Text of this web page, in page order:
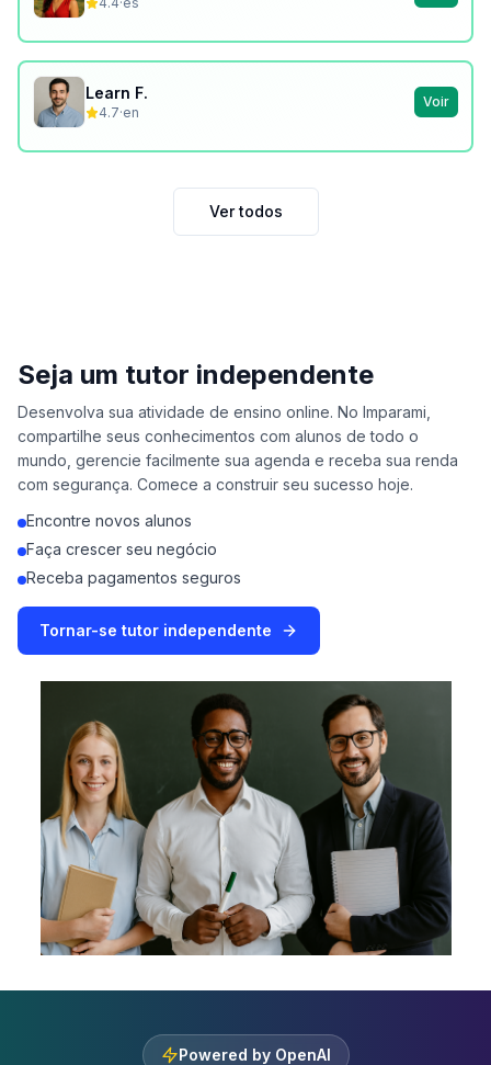
Learn F.
4.7·en
Voir
Ver todos
Seja um tutor independente
Desenvolva sua atividade de ensino online. No Imparami,
compartilhe seus conhecimentos com alunos de todo o
mundo, gerencie facilmente sua agenda e receba sua renda
com segurança. Comece a construir seu sucesso hoje.
Encontre novos alunos
Faça crescer seu negócio
Receba pagamentos seguros
Tornar-se tutor independente
Powered by OpenAI